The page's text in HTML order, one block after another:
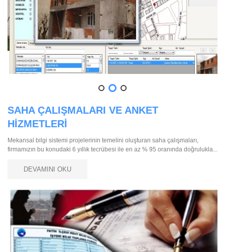
SAHA ÇALIŞMALARI VE ANKET
HİZMETLERİ
Mekansal bilgi sistemi projelerinin temelini oluşturan saha çalışmaları,
firmamızın bu konudaki 6 yıllık tecrübesi ile en az % 95 oranında doğrulukla...
DEVAMINI OKU